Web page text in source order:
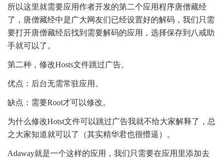
所以这里就需要应用作者开发的第二个应用程序唐僧藏经
了，唐僧藏经中是广大网友们已经设置好的解码，我们只需
要打开唐僧藏经后找到需要解码的应用，选择保存到八戒助
手就可以了。
第二种，修改Hosts文件跳过广告。
优点：后台无需常驻应用。
缺点：需要Root才可以修改。
为什么修改Hotst文件可以跳过广告我就不给大家解释了，总
之大家知道就可以了（其实精华君也很懵逼）。
Adaway就是一个这样的应用，我们只需要在应用里添加去